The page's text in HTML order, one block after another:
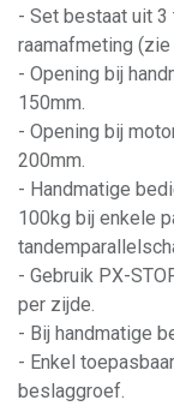
- Set bestaat uit 3
raamafmeting (zie
- Opening bij
150mm.
- Opening bij
200mm.
- Handmatige
100kg bij enkele
- Gebruik PX-
per zijde.
- Bij handmatige
- Enkel
beslaggroef.